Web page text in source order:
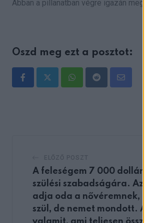
Abban a pillanatban végre igazán
Oszd meg ezt a posztot:
WhatsappRedditShare
A feleségem 7 000 dollárt tett
szülési szabadságára. Azt
adja oda a nővéremnek, aki
szül, de nemet mondott.